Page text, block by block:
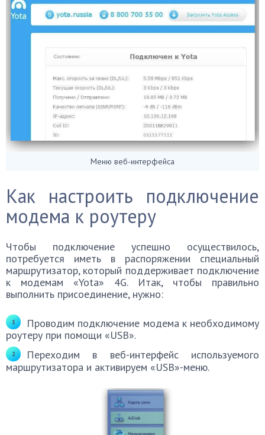
Меню веб-интерфейса
Как настроить подключение
модема к роутеру
Чтобы подключение успешно осуществилось,
потребуется иметь в распоряжении специальный
маршрутизатор, который поддерживает подключение
к модемам «Yota» 4G. Итак, чтобы правильно
выполнить присоединение, нужно:
Проводим подключение модема к необходимому
роутеру при помощи «USB».
Переходим в веб-интерфейс используемого
маршрутизатора и активируем «USB»-меню.